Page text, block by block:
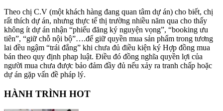
Theo chị C.V (một khách hàng đang quan tâm dự án) cho biết, chị
rất thích dự án, nhưng thực tế thị trường nhiều năm qua cho thấy
không ít dự án nhận “phiếu đăng ký nguyện vọng”, “booking ưu
tiên”, “giữ chỗ nội bộ”….để giữ quyền mua sản phẩm trong tương
lai đều ngậm “trái đắng” khi chưa đủ điều kiện ký Hợp đồng mua
bán theo quy định phap luật. Điều đó đồng nghĩa quyền lợi của
người mua chưa được bảo đảm đầy đủ nếu xảy ra tranh chấp hoặc
dự án gặp vấn đề pháp lý.
HÀNH TRÌNH HOT